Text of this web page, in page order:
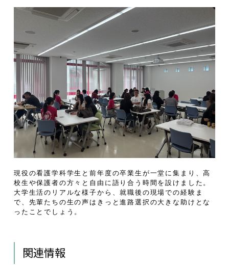
現役の看護学科学生と前年度の卒業生が一堂に集まり、高
校生や保護者の方々と自由に語り合う時間を設けました。
大学生活のリアルな様子から、就職後の現場での経験ま
で、先輩たちの生の声はきっと進路選択の大きな助けとな
ったことでしょう。
関連情報